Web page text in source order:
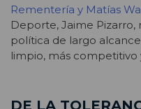
Rementería y Matías
Deporte, Jaime
política de largo
limpio, más competitivo
DE LA